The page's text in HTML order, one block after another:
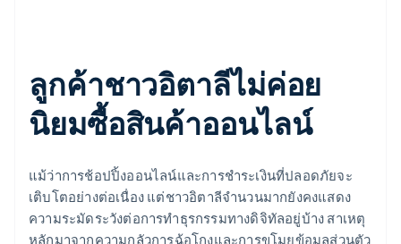
ลูกค้าชาวอิตาลีไม่ค่อย
นิยมซื้อสินค้าออนไลน์
แม้ว่าการช้อปปิ้งออนไลน์และการชำระเงินที่ปลอดภัยจะ
เติบโตอย่างต่อเนื่อง แต่ชาวอิตาลีจำนวนมากยังคงแสดง
ความระมัดระวังต่อการทำธุรกรรมทางดิจิทัลอยู่บ้าง สาเหตุ
หลักมาจากความกลัวการฉ้อโกงและการขโมยข้อมูลส่วนตัว